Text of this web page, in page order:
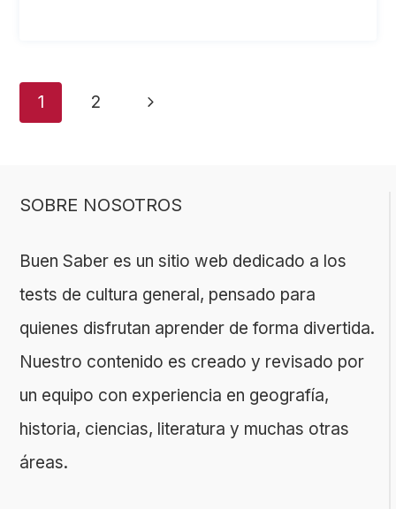
Navegación
1 2
Siguiente
SOBRE NOSOTROS
Buen Saber es un sitio web dedicado a los
tests de cultura general, pensado para
quienes disfrutan aprender de forma divertida.
Nuestro contenido es creado y revisado por
un equipo con experiencia en geografía,
historia, ciencias, literatura y muchas otras
áreas.